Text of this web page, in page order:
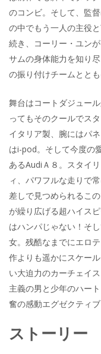
のコンビ。そして、監
の中でもう一人の主役
続き、コーリー・ユン
サムの身体能力を知り
の振り付けチームととも
舞台はコートダジュー
ってもそのクールでス
イタリア製、腕にはパ
はi-pod。そして今度の
あるAudiＡ８。スタイ
ィ、パワフルな走りで
差しで見つめられるこ
が繰り広げる超ハイス
はハンパじゃない！そ
女。残酷なまでにエロ
作よりも遥かにスケー
い大迫力のカーチェイ
主義の男と少年のハー
奮の感動エグゼクティ
ストーリー